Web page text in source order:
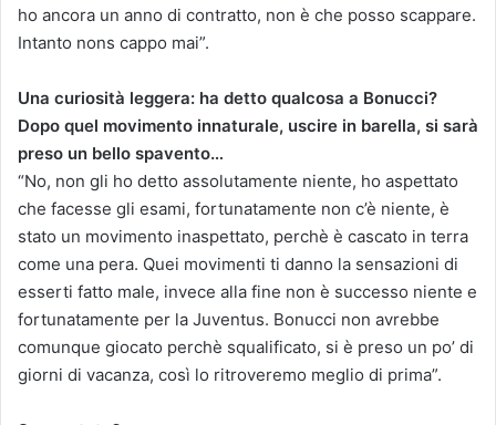
ho ancora un anno di contratto, non è che posso scappare.
Intanto nons cappo mai”.
Una curiosità leggera: ha detto qualcosa a Bonucci?
Dopo quel movimento innaturale, uscire in barella, si sarà
preso un bello spavento…
“No, non gli ho detto assolutamente niente, ho aspettato
che facesse gli esami, fortunatamente non c’è niente, è
stato un movimento inaspettato, perchè è cascato in terra
come una pera. Quei movimenti ti danno la sensazioni di
esserti fatto male, invece alla fine non è successo niente e
fortunatamente per la Juventus. Bonucci non avrebbe
comunque giocato perchè squalificato, si è preso un po’ di
giorni di vacanza, così lo ritroveremo meglio di prima”.